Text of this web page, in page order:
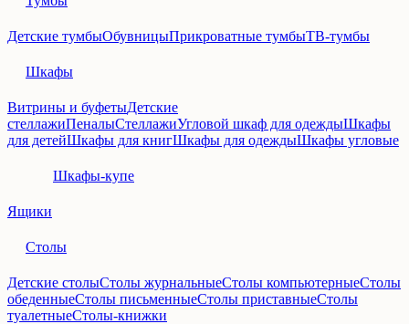
Детские тумбыОбувницыПрикроватные тумбыТВ-тумбы
Шкафы
Витрины и буфетыДетские
стеллажиПеналыСтеллажиУгловой шкаф для одеждыШкафы
для детейШкафы для книгШкафы для одеждыШкафы угловые
Шкафы-купе
Ящики
Столы
Детские столыСтолы журнальныеСтолы компьютерныеСтолы
обеденныеСтолы письменныеСтолы приставныеСтолы
туалетныеСтолы-книжки